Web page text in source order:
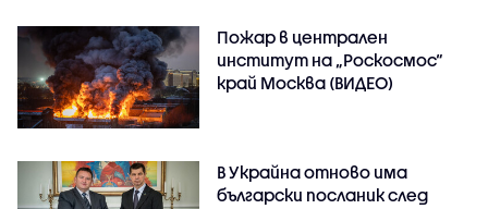
Пожар в централен
институт на „Роскосмос“
край Москва (ВИДЕО)
В Украйна отново има
български посланик след